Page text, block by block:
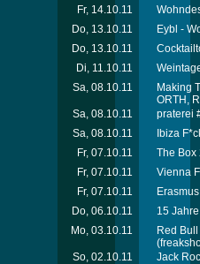
Fr, 14.10.11
Do, 13.10.11
Eybl -
Do, 13.10.11
Di, 11.10.11
Sa, 08.10.11
Making
ORTH,
Sa, 08.10.11
praterei
Sa, 08.10.11
Ibiza
Fr, 07.10.11
The Box
Fr, 07.10.11
Vienna
Fr, 07.10.11
Do, 06.10.11
15
Mo, 03.10.11
Red
So, 02.10.11
Jack